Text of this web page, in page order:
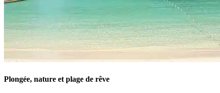
Plongée, nature et plage de rêve